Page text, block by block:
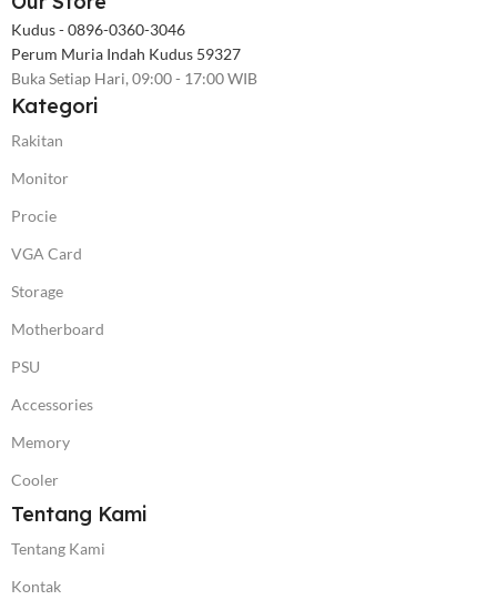
Kudus - 0896-0360-3046
Perum Muria Indah Kudus 59327
Buka Setiap Hari, 09:00 - 17:00 WIB
Kategori
Rakitan
Monitor
Procie
VGA Card
Storage
Motherboard
PSU
Accessories
Memory
Cooler
Tentang Kami
Tentang Kami
Kontak